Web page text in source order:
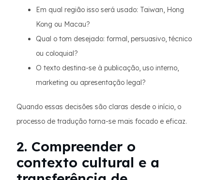
Em qual região isso será usado: Taiwan, Hong
Kong ou Macau?
Qual o tom desejado: formal, persuasivo, técnico
ou coloquial?
O texto destina-se à publicação, uso interno,
marketing ou apresentação legal?
Quando essas decisões são claras desde o início, o
processo de tradução torna-se mais focado e eficaz.
2. Compreender o
contexto cultural e a